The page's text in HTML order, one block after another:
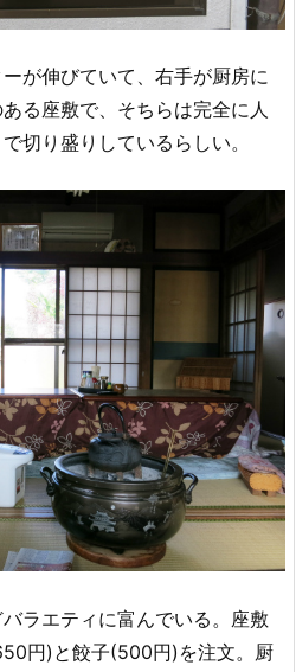
が伸びていて、右手が厨房に
る座敷で、そちらは完全に人
切り盛りしているらしい。
ラエティに富んでいる。座敷
円)と餃子(500円)を注文。厨